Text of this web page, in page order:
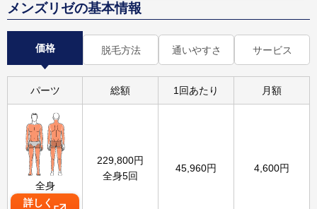
メンズリゼの基本情報
価格 脱毛方法 通いやすさ サービス
パーツ 総額 1回あたり 月額
全身
詳しく
229,800円
全身5回
45,960円 4,600円